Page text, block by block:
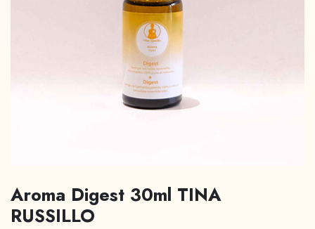
Aroma Digest 30ml TINA
RUSSILLO